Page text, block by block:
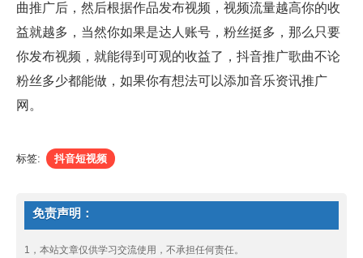
曲推广后，然后根据作品发布视频，视频流量越高你的收
益就越多，当然你如果是达人账号，粉丝挺多，那么只要
你发布视频，就能得到可观的收益了，抖音推广歌曲不论
粉丝多少都能做，如果你有想法可以添加音乐资讯推广
网。
标签: 抖音短视频
免责声明：
1，本站文章仅供学习交流使用，不承担任何责任。